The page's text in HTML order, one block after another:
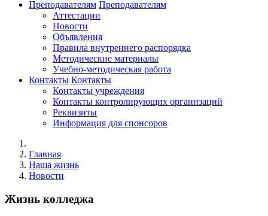
Преподавателям Преподавателям
Аттестации
Новости
Объявления
Правила внутреннего распорядка
Методические материалы
Учебно-методическая работа
Контакты Контакты
Контакты учреждения
Контакты контролирующих организаций
Реквизиты
Информация для спонсоров
Главная
Наша жизнь
Новости
Жизнь колледжа